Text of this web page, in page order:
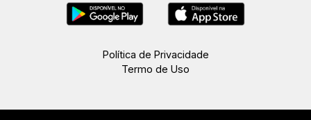
Política de Privacidade
Termo de Uso